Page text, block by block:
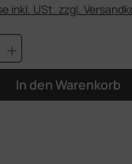
inkl. USt. zzgl.
Anzahl: Gib
In den Warenkorb